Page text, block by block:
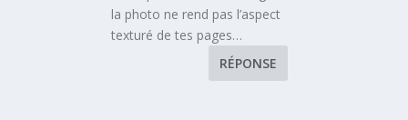
la photo ne rend pas l’aspect
texturé de tes pages…
RÉPONSE